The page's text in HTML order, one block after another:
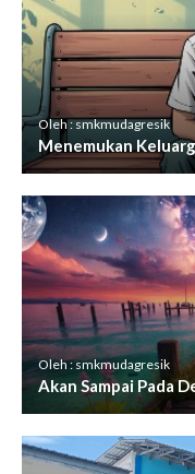
Oleh : smkmudagresik
Menemukan
Oleh : smkmudagresik
Akan Sampai Pada